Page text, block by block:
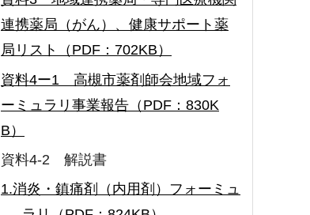
連携薬局（がん）、健康サポート薬
局リスト（PDF：702KB）
資料4ー1 高槻市薬剤師会地域フォ
ーミュラリ事業報告（PDF：830K
B）
資料4-2 解説書
1.消炎・鎮痛剤（内用剤）フォーミュ